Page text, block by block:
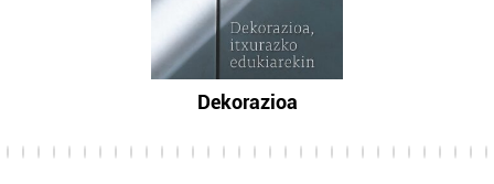
Dekorazioa